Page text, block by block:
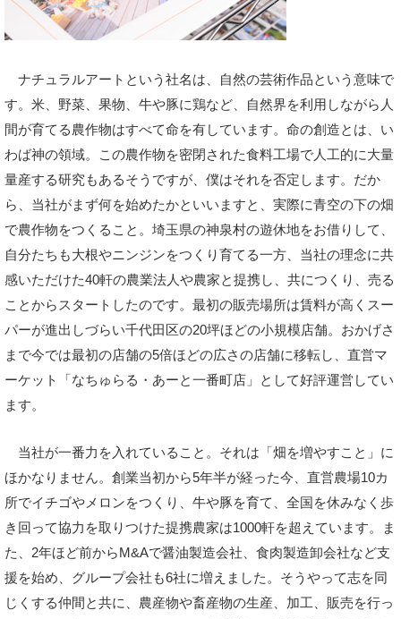
ナチュラルアートという社名は、自然の芸術作品という意味で
す。米、野菜、果物、牛や豚に鶏など、自然界を利用しながら人
間が育てる農作物はすべて命を有しています。命の創造とは、い
わば神の領域。この農作物を密閉された食料工場で人工的に大量
量産する研究もあるそうですが、僕はそれを否定します。だか
ら、当社がまず何を始めたかといいますと、実際に青空の下の畑
で農作物をつくること。埼玉県の神泉村の遊休地をお借りして、
自分たちも大根やニンジンをつくり育てる一方、当社の理念に共
感いただけた40軒の農業法人や農家と提携し、共につくり、売る
ことからスタートしたのです。最初の販売場所は賃料が高くスー
パーが進出しづらい千代田区の20坪ほどの小規模店舗。おかげさ
まで今では最初の店舗の5倍ほどの広さの店舗に移転し、直営マ
ーケット「なちゅらる・あーと一番町店」として好評運営してい
ます。
当社が一番力を入れていること。それは「畑を増やすこと」に
ほかなりません。創業当初から5年半が経った今、直営農場10カ
所でイチゴやメロンをつくり、牛や豚を育て、全国を休みなく歩
き回って協力を取りつけた提携農家は1000軒を超えています。ま
た、2年ほど前からM&Aで醤油製造会社、食肉製造卸会社など支
援を始め、グループ会社も6社に増えました。そうやって志を同
じくする仲間と共に、農産物や畜産物の生産、加工、販売を行っ